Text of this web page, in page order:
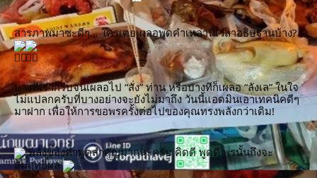
สารภาพมาซะดีๆ… ใครเคยเผลอพูดคำเหล่านี้เวลาอธิษฐานบ้าง?
บางทีเราก็รีบจนเผลอไป “สั่ง” ท่าน หรือบางทีก็เผลอ “ลังเล” ในใจ
ไม่แปลกครับที่บางอย่างจะยังไม่มาถึง วันนี้แอดมินเอาเทคนิคดีๆ
มาฝาก เพื่อให้การขอพรครั้งต่อไปของคุณทรงพลังกว่าเดิม!
พลังของคำพูดสำคัญมากนะครับ คิดดี พูดดี พรนั้นถึงจะ
สัมฤทธิ์ผล